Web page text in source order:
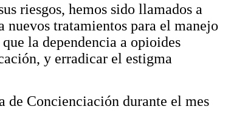
riesgos, hemos sido llamados a
tratamientos para el manejo
la dependencia a opioides
y erradicar el estigma
Concienciación durante el mes